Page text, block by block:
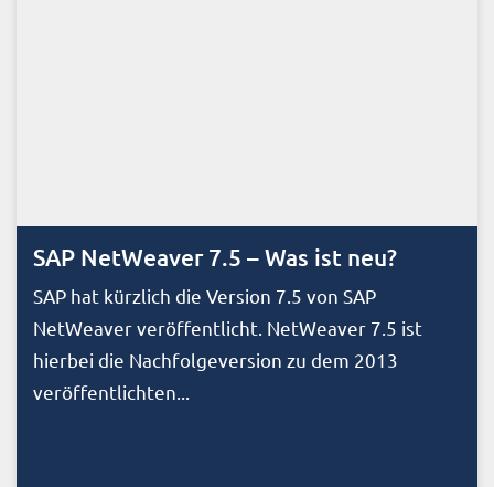
SAP NetWeaver 7.5 – Was ist neu?
SAP hat kürzlich die Version 7.5 von SAP
NetWeaver veröffentlicht. NetWeaver 7.5 ist
hierbei die Nachfolgeversion zu dem 2013
veröffentlichten...